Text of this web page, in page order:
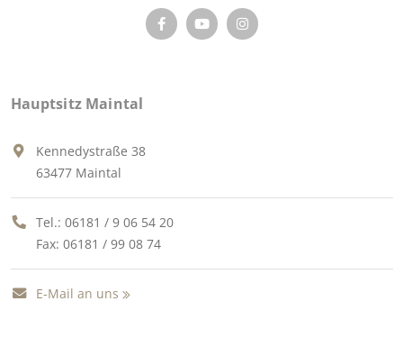
Hauptsitz Maintal
Kennedystraße 38
63477 Maintal
Tel.: 06181 / 9 06 54 20
Fax: 06181 / 99 08 74
E-Mail an uns